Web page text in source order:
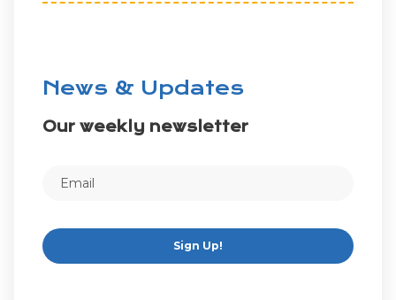
News & Updates
Our weekly newsletter
Sign Up!